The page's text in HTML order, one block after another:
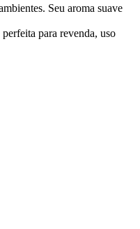
Seu aroma suave
para revenda, uso